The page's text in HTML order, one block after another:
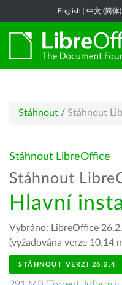
English 中文 (简体)
Stáhnout / Stáhnout
Stáhnout LibreOffice
Stáhnout
Hlavní
Vybráno: LibreOffice
(vyžadována verze 10.14
STÁHNOUT VERZI 26.2.4